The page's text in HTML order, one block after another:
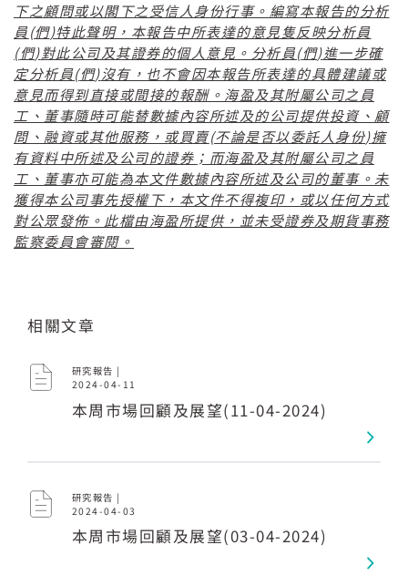
相關文章
研究報告 |
2024-04-11
本周市場回顧及展望(11-04-2024)
研究報告 |
2024-04-03
本周市場回顧及展望(03-04-2024)
下之顧問或以閣下之受信人身份行事。編寫本報告的分析
員 (們)特此聲明，本報告中所表達的意見隻反映分析員
(們)對此公司及其證券的個人意見。分析員(們)進一步確
定分析員(們)沒有，也不會因本報告所表達的具體建議或
意見而得到直接或間接的報酬。海盈及其附屬公司之員
工、董事隨時可能替數據內容所述及的公司提供投資、顧
問、融資或其他服務，或買賣(不論是否以委託人身份)擁
有資料中所述及公司的證券；而海盈及其附屬公司之員
工、董事亦可能為本文件數據內容所述及公司的董事。未
獲得本公司事先授權下，本文件不得複印，或以任何方式
對公眾發佈。此檔由海盈所提供，並未受證券及期貨事務
監察委員會審閱。